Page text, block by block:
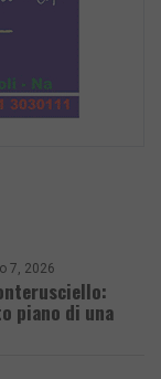
7, 2026
piano di una